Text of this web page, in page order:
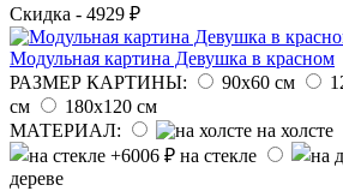
Скидка - 4929 ₽
Модульная картина Девушка в красном
РАЗМЕР КАРТИНЫ:
90х60 см
см
180х120 см
МАТЕРИАЛ:
на холсте
на стекле
дереве